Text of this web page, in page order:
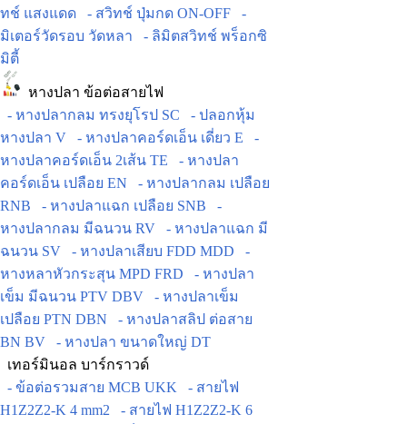
ทช์ แสงแดด
- สวิทช์ ปุ่มกด ON-OFF
-
มิเตอร์วัดรอบ วัดหลา
- ลิมิตสวิทช์ พร็อกซิ
มิตี้
หางปลา ข้อต่อสายไฟ
- หางปลากลม ทรงยุโรป SC
- ปลอกหุ้ม
หางปลา V
- หางปลาคอร์ดเอ็น เดี่ยว E
-
หางปลาคอร์ดเอ็น 2เส้น TE
- หางปลา
คอร์ดเอ็น เปลือย EN
- หางปลากลม เปลือย
RNB
- หางปลาแฉก เปลือย SNB
-
หางปลากลม มีฉนวน RV
- หางปลาแฉก มี
ฉนวน SV
- หางปลาเสียบ FDD MDD
-
หางหลาหัวกระสุน MPD FRD
- หางปลา
เข็ม มีฉนวน PTV DBV
- หางปลาเข็ม
เปลือย PTN DBN
- หางปลาสลิป ต่อสาย
BN BV
- หางปลา ขนาดใหญ่ DT
เทอร์มินอล บาร์กราวด์
- ข้อต่อรวมสาย MCB UKK
- สายไฟ
H1Z2Z2-K 4 mm2
- สายไฟ H1Z2Z2-K 6